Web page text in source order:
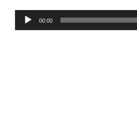
Lecteur
audio
00:00